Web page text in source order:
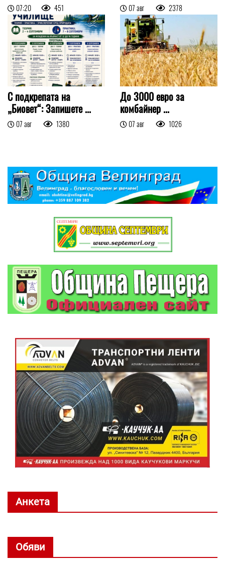
07:20 451 07 авг 2378
С подкрепата на
„Биовет“: Запишете ...
07 авг 1380
До 3000 евро за
комбайнер ...
07 авг 1026
Анкета
Обяви